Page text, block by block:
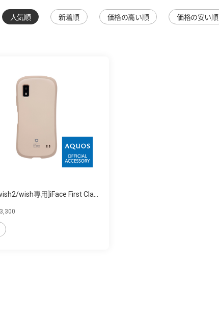
人気順 新着順 価格の高い順 価格の安い順
wish専用]iFace First Cla...